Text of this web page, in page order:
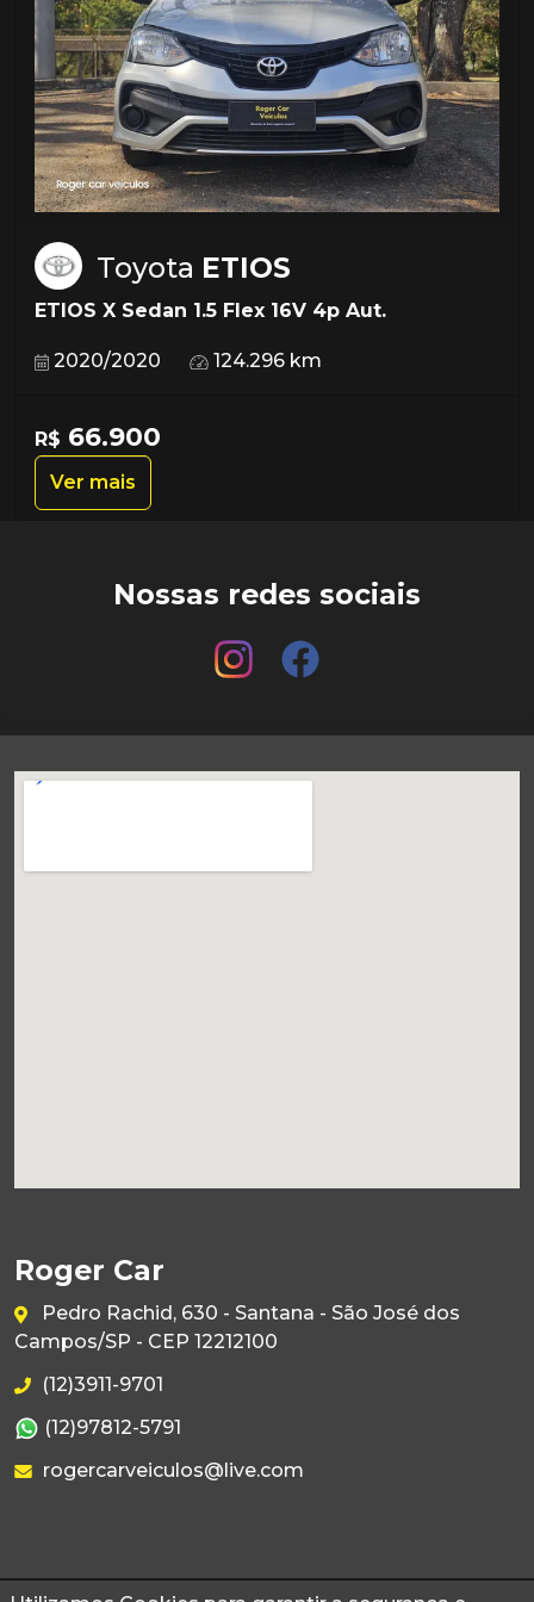
Toyota ETIOS
ETIOS X Sedan 1.5 Flex 16V 4p Aut.
2020/2020 124.296 km
R$ 66.900
Ver mais
Nossas redes sociais
Roger Car
Pedro Rachid, 630 - Santana - São José dos
Campos/SP - CEP 12212100
(12)3911-9701
(12)97812-5791
rogercarveiculos@live.com